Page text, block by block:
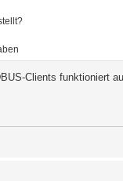
Clients funktioniert